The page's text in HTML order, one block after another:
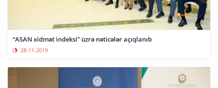
“ASAN xidmət indeksi” üzrə nəticələr açıqlanıb
28-11-2019